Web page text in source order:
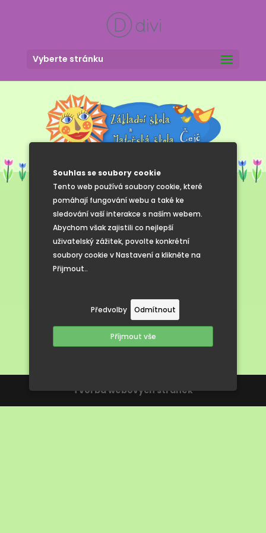
Souhlas se soubory cookie
Tento web používá soubory cookie, které
pomáhají fungování webu a také ke
sledování vaší interakce s naším webem.
Abychom však zajistili co nejlepší
uživatelský zážitek, povolte konkrétní
soubory cookie v Nastavení a klikněte na
Přijmout..
Předvolby Odmítnout
Příjmout vše
Vyberte stránku
Velikonoční
výstava
Tvorba webových stránek